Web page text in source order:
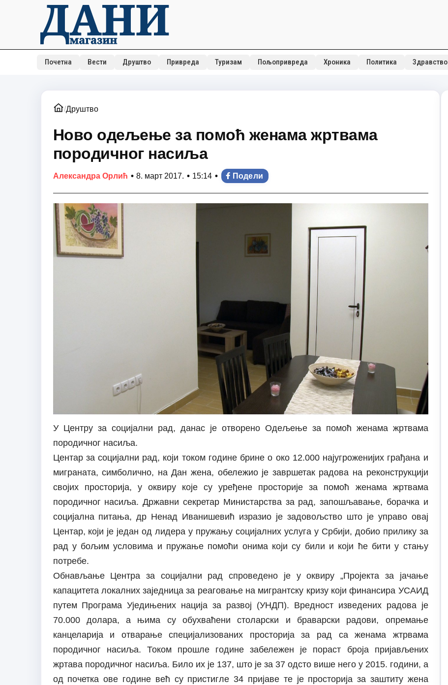
Почетна Вести Друштво Привреда Туризам Пољопривреда Хроника Политика Здравство
/Друштво
Ново одељење за помоћ женама жртвама
породичног насиља
Александра Орлић • 8. март 2017. • 15:14 • Подели
У Центру за социјални рад, данас је отворено Одељење за помоћ женама жртвама
породичног насиља.
Центар за социјални рад, који током године брине о око 12.000 најугроженијих грађана и
миграната, симболично, на Дан жена, обележио је завршетак радова на реконструкцији
својих просторија, у оквиру које су уређене просторије за помоћ женама жртвама
породичног насиља. Државни секретар Министарства за рад, запошљавање, борачка и
социјална питања, др Ненад Иванишевић изразио је задовољство што је управо овај
Центар, који је један од лидера у пружању социјалних услуга у Србији, добио прилику за
рад у бољим условима и пружање помоћи онима који су били и који ће бити у стању
потребе.
Обнављање Центра за социјални рад спроведено је у оквиру „Пројекта за јачање
капацитета локалних заједница за реаговање на мигрантску кризу који финансира УСАИД
путем Програма Уједињених нација за развој (УНДП). Вредност изведених радова је
70.000 долара, а њима су обухваћени столарски и браварски радови, опремање
канцеларија и отварање специјализованих просторија за рад са женама жтрвама
породичног насиља. Током прошле године забележен је пораст броја пријављених
жртава породичног насиља. Било их је 137, што је за 37 одсто више него у 2015. години, а
од почетка ове године већ су пристигле 34 пријаве те је просторија за заштиту жена